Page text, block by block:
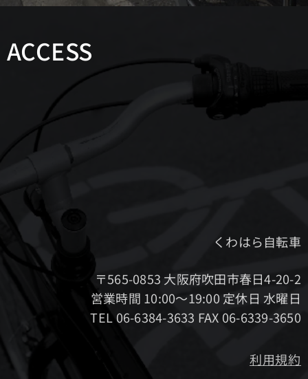
ACCESS
くわはら自転車
〒565-0853 大阪府吹田市春日4-20-2
営業時間 10:00～19:00 定休日 水曜日
TEL 06-6384-3633 FAX 06-6339-3650
利用規約